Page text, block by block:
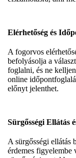
Elérhetőség és
A fogorvos
befolyásolja a
foglalni, és ne
online
előnyt jelenthet.
Sürgősségi Ellátás
A sürgősségi ellátás
érdemes figyelembe